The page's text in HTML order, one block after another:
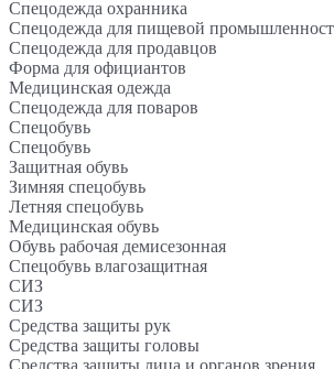
Спецодежда охранника
Спецодежда для пищевой
Спецодежда для продавцов
Форма для официантов
Медицинская одежда
Спецодежда для поваров
Спецобувь
Спецобувь
Защитная обувь
Зимняя спецобувь
Летняя спецобувь
Медицинская обувь
Обувь рабочая демисезонная
Спецобувь влагозащитная
СИЗ
СИЗ
Средства защиты рук
Средства защиты головы
Средства защиты лица и органов зрения